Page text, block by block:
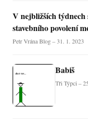
V nejbližších týdnech
stavebního povolení
Petr Vrána Blog – 31. 1. 2023
Babiš
Tři Týpci –